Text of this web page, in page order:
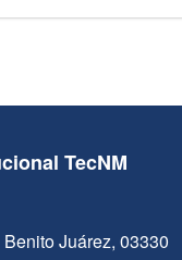
TecNM
Juárez, 03330